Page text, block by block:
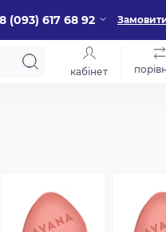
(093) 617 68 92
кабінет